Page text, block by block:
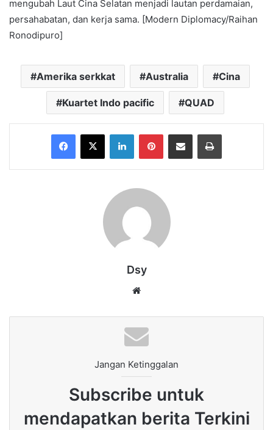
mengubah Laut Cina Selatan menjadi lautan perdamaian,
persahabatan, dan kerja sama. [Modern Diplomacy/Raihan
Ronodipuro]
Amerika serkkat Australia Cina
Kuartet Indo pacific QUAD
Facebook
X LinkedInPinterestShare via Email Print
Dsy
Jangan Ketinggalan
Subscribe untuk
mendapatkan berita Terkini